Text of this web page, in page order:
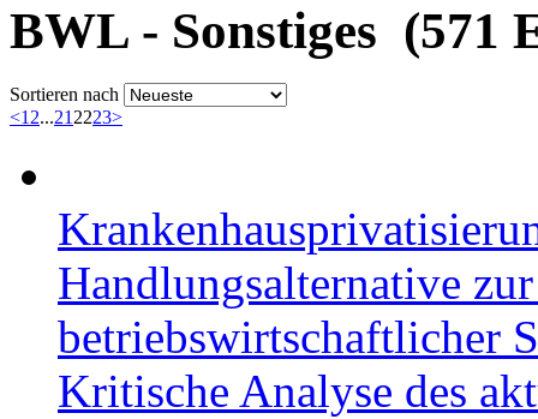
BWL - Sonstiges (571
Sortieren nach
<12...212223>
Handlungsalternative
betriebswirtschaftlicher
Kritische Analyse des